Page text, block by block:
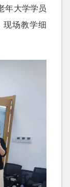
年大学学员
现场教学细